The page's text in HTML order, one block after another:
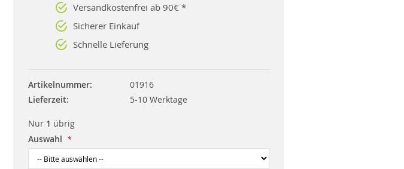
Versandkostenfrei ab 90€ *
Sicherer Einkauf
Schnelle Lieferung
Artikelnummer
01916
Lieferzeit
5-10 Werktage
Nur 1 übrig
Auswahl